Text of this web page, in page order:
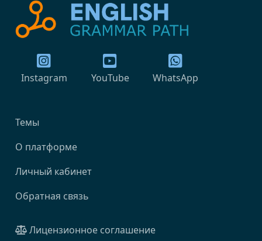
Instagram YouTube WhatsApp
Темы
О платформе
Личный кабинет
Обратная связь
Лицензионное соглашение